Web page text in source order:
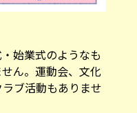
始業式のようなも
ん。運動会、文化
ブ活動もありませ